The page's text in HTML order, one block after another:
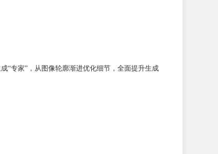
“专家”，从图像轮廓渐进优化细节，全面提升生成